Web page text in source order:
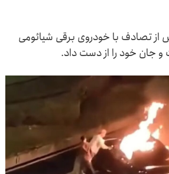
از تصادف با خودروی برقی شیائومی